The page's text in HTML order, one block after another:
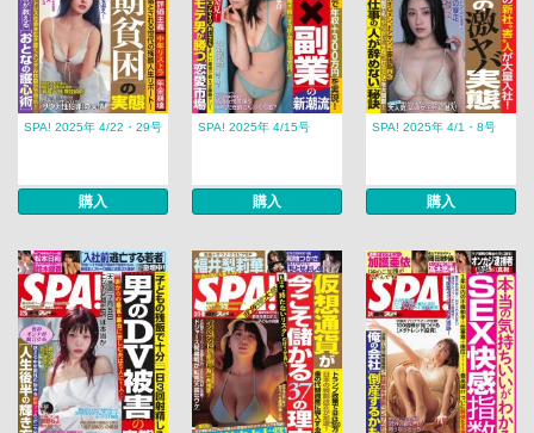
SPA! 2025年 4/22・29号
購入
SPA! 2025年 4/15号
購入
SPA! 2025年 4/1・8号
購入